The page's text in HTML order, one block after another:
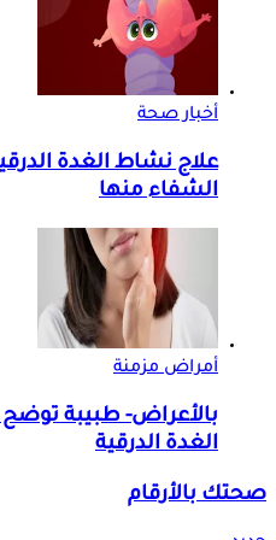
أخبار صحة
الشفاء منها
أمراض مزمنة
بالأعراض- طبيبة
الغدة الدرقية
صحتك بالأرقام